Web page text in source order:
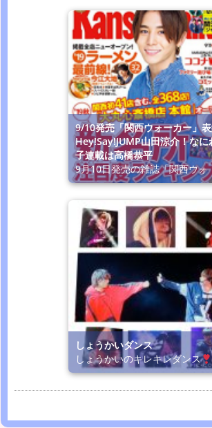
9/10発売「関西ウォーカー」
Hey!Say!JUMP山田涼介！なに
子連載は高橋恭平
9月10日発売の雑誌「関西ウォ
しょうかいダンス
しょうかいのキレキレダンス